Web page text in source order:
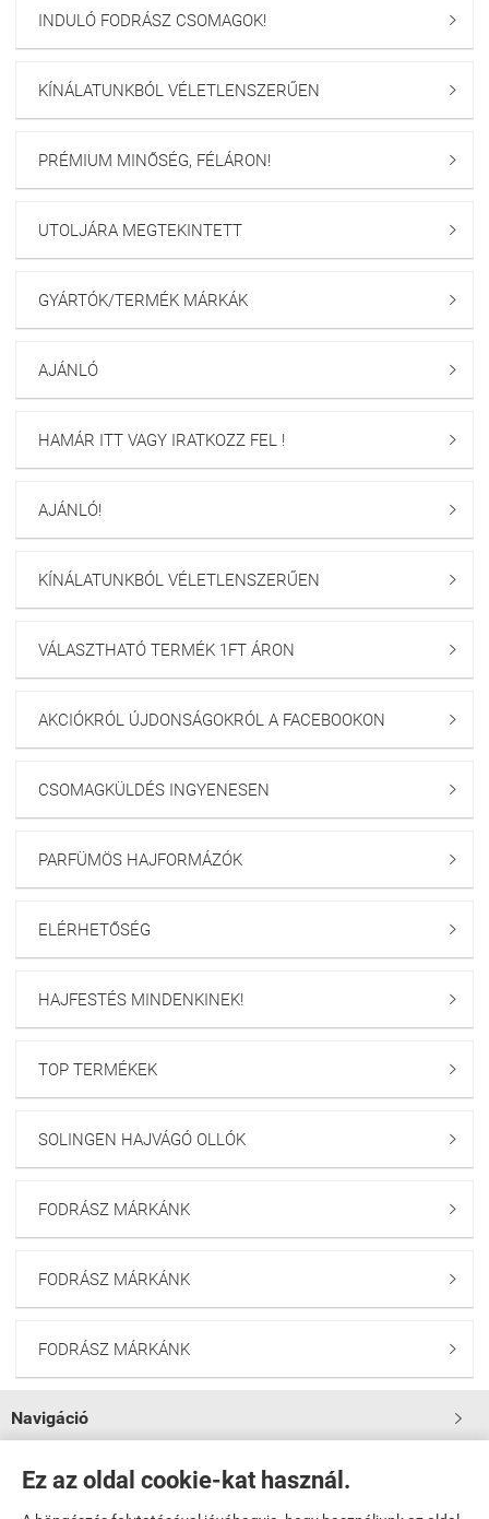
Ez az oldal cookie-kat használ.
INDULÓ FODRÁSZ CSOMAGOK! 
KÍNÁLATUNKBÓL VÉLETLENSZERŰEN 
PRÉMIUM MINŐSÉG, FÉLÁRON! 
UTOLJÁRA MEGTEKINTETT 
GYÁRTÓK/TERMÉK MÁRKÁK 
AJÁNLÓ 
HAMÁR ITT VAGY IRATKOZZ FEL ! 
AJÁNLÓ! 
KÍNÁLATUNKBÓL VÉLETLENSZERŰEN 
VÁLASZTHATÓ TERMÉK 1FT ÁRON 
AKCIÓKRÓL ÚJDONSÁGOKRÓL A FACEBOOKON 
CSOMAGKÜLDÉS INGYENESEN 
PARFÜMÖS HAJFORMÁZÓK 
ELÉRHETŐSÉG 
HAJFESTÉS MINDENKINEK! 
TOP TERMÉKEK 
SOLINGEN HAJVÁGÓ OLLÓK 
FODRÁSZ MÁRKÁNK 
FODRÁSZ MÁRKÁNK 
FODRÁSZ MÁRKÁNK 
Navigáció 
Saját fiók